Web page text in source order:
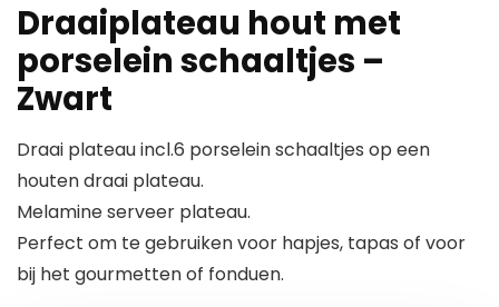
Draaiplateau hout met
porselein schaaltjes –
Zwart
Draai plateau incl.6 porselein schaaltjes op een
houten draai plateau.
Melamine serveer plateau.
Perfect om te gebruiken voor hapjes, tapas of voor
bij het gourmetten of fonduen.